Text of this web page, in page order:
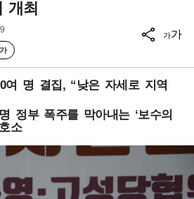
개최
가가
여 명 결집, “낮은 자세로 지역
정부 폭주를 막아내는 ‘보수의
소